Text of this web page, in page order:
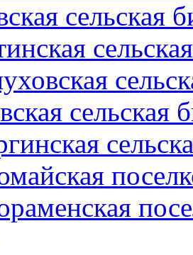
сельская
сельская